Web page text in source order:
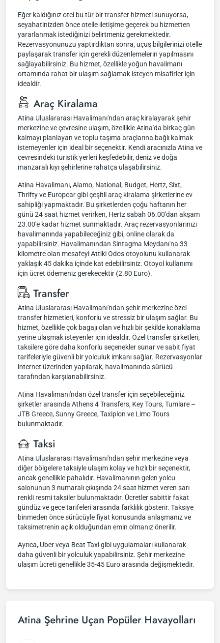
Eğer kaldığınız otel bu tür bir transfer hizmeti sunuyorsa,
seyahatinizden önce otelle iletişime geçerek bu hizmetten
yararlanmak istediğinizi belirtmeniz gerekmektedir.
Rezervasyonunuzu yaptırdıktan sonra, uçuş bilgilerinizi otelle
paylaşarak transfer için gerekli düzenlemelerin yapılmasını
sağlayabilirsiniz. Bu hizmet, özellikle yoğun havalimanı
ortamında rahat bir ulaşım sağlamak isteyen misafirler için
idealdir.
Araç Kiralama
Atina Uluslararası Havalimanı'ndan araç kiralayarak şehir
merkezine ve çevresine ulaşım, özellikle Atina'da birkaç gün
kalmayı planlayan ve toplu taşıma araçlarına bağlı kalmak
istemeyenler için ideal bir seçenektir. Kendi aracınızla Atina ve
çevresindeki turistik yerleri keşfedebilir, deniz ve doğa
manzaralı kıyı şehirlerine rahatça ulaşabilirsiniz.
Atina Havalimanı, Alamo, National, Budget, Hertz, Sixt,
Thrifty ve Europcar gibi çeşitli araç kiralama şirketlerine ev
sahipliği yapmaktadır. Bu şirketlerden çoğu haftanın her
günü 24 saat hizmet verirken, Hertz sabah 06.00'dan akşam
23.00'e kadar hizmet sunmaktadır. Araç rezervasyonlarınızı
havalimanında yapabileceğiniz gibi, online olarak da
yapabilirsiniz. Havalimanından Sintagma Meydanı'na 33
kilometre olan mesafeyi Attiki Odos otoyolunu kullanarak
yaklaşık 45 dakika içinde kat edebilirsiniz. Otoyol kullanımı
için ücret ödemeniz gerekecektir (2.80 Euro).
Transfer
Atina Uluslararası Havalimanı'ndan şehir merkezine özel
transfer hizmetleri, konforlu ve stressiz bir ulaşım sağlar. Bu
hizmet, özellikle çok bagajı olan ve hızlı bir şekilde konaklama
yerine ulaşmak isteyenler için idealdir. Özel transfer şirketleri,
taksilere göre daha konforlu seçenekler sunar ve sabit fiyat
tarifeleriyle güvenli bir yolculuk imkanı sağlar. Rezervasyonlar
internet üzerinden yapılarak, havalimanında sürücü
tarafından karşılanabilirsiniz.
Atina Havalimanı'ndan özel transfer için seçebileceğiniz
şirketler arasında Athens 4 Transfers, Key Tours, Tumlare –
JTB Greece, Sunny Greece, Taxiplon ve Limo Tours
bulunmaktadır.
Taksi
Atina Uluslararası Havalimanı'ndan şehir merkezine veya
diğer bölgelere taksiyle ulaşım kolay ve hızlı bir seçenektir,
ancak genellikle pahalıdır. Havalimanının gelen yolcu
salonunun 3 numaralı çıkışında 24 saat hizmet veren sarı
renkli resmi taksiler bulunmaktadır. Ücretler sabittir fakat
gündüz ve gece tarifeleri arasında farklılık gösterir. Taksiye
binmeden önce sürücüyle fiyat konusunda anlaşmanız ve
taksimetrenin açık olduğundan emin olmanız önerilir.
Ayrıca, Uber veya Beat Taxi gibi uygulamaları kullanarak
daha güvenli bir yolculuk yapabilirsiniz. Şehir merkezine
ulaşım ücreti genellikle 35-45 Euro arasında değişmektedir.
Atina Şehrine Uçan Popüler Havayolları